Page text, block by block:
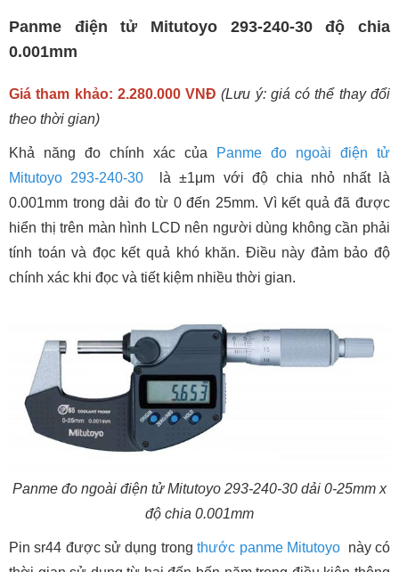
Panme điện tử Mitutoyo 293-240-30 độ chia
0.001mm
Giá tham khảo: 2.280.000 VNĐ(Lưu ý: giá có thể thay đổi
theo thời gian)
Khả năng đo chính xác của
Panme đo ngoài điện tử
Mitutoyo 293-240-30 là ±1μm với độ chia nhỏ nhất là
0.001mm trong dải đo từ 0 đến 25mm. Vì kết quả đã được
hiển thị trên màn hình LCD nên người dùng không cần phải
tính toán và đọc kết quả khó khăn. Điều này đảm bảo độ
chính xác khi đọc và tiết kiệm nhiều thời gian.
Panme đo ngoài điện tử Mitutoyo 293-240-30 dải 0-25mm x
độ chia 0.001mm
Pin sr44 được sử dụng trongthước panme Mitutoyonày có